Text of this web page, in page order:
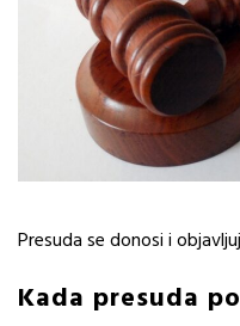
Presuda se donosi i
Kada presuda